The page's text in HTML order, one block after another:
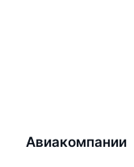
Авиакомпании